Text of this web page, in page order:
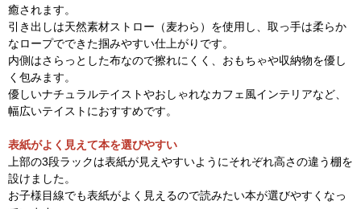
癒されます。
引き出しは天然素材ストロー（麦わら）を使用し、取っ手は柔らか
なロープでできた掴みやすい仕上がりです。
内側はさらっとした布なので擦れにくく、おもちゃや収納物を優し
く包みます。
優しいナチュラルテイストやおしゃれなカフェ風インテリアなど、
幅広いテイストにおすすめです。
表紙がよく見えて本を選びやすい
上部の3段ラックは表紙が見えやすいようにそれぞれ高さの違う棚を
設けました。
お子様目線でも表紙がよく見えるので読みたい本が選びやすくなっ